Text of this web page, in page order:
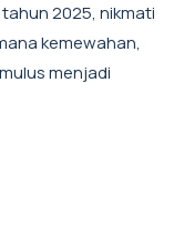
2025, nikmati
kemewahan,
menjadi